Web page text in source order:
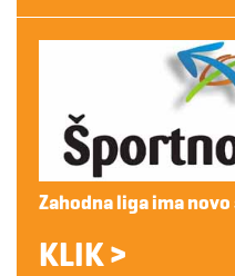
Zahodna liga ima
KLIK >